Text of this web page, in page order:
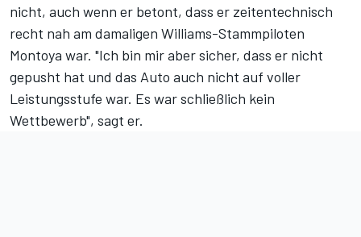
nicht, auch wenn er betont, dass er zeitentechnisch
recht nah am damaligen Williams-Stammpiloten
Montoya war. "Ich bin mir aber sicher, dass er nicht
gepusht hat und das Auto auch nicht auf voller
Leistungsstufe war. Es war schließlich kein
Wettbewerb", sagt er.